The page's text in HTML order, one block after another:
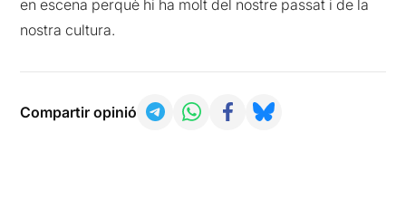
en escena perquè hi ha molt del nostre passat i de la
nostra cultura.
Compartir opinió